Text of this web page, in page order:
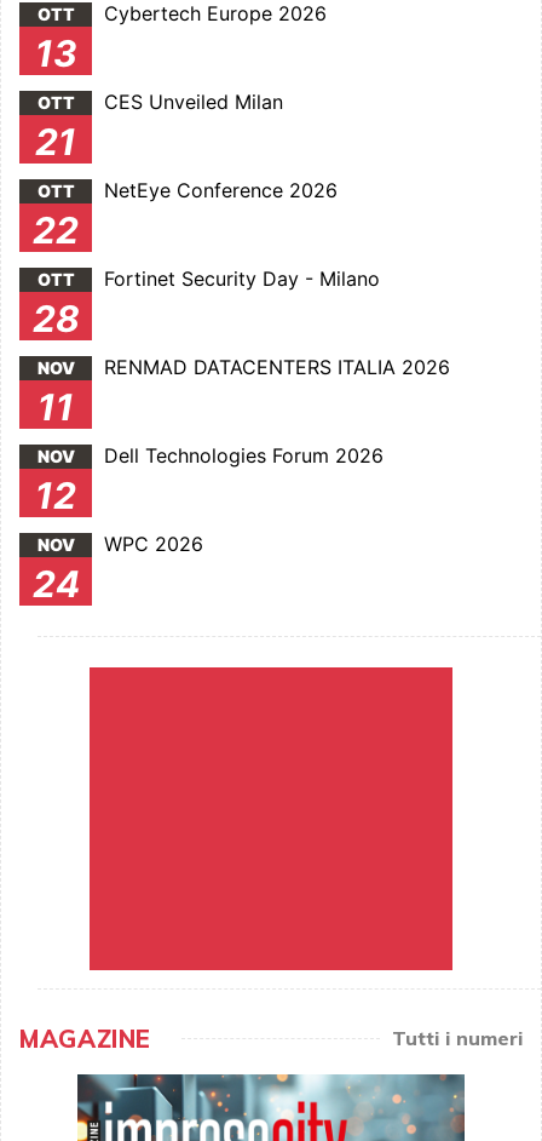
OTT
13
Cybertech Europe 2026
OTT
21
CES Unveiled Milan
OTT
22
NetEye Conference 2026
OTT
28
Fortinet Security Day - Milano
NOV
11
RENMAD DATACENTERS ITALIA 2026
NOV
12
Dell Technologies Forum 2026
NOV
24
WPC 2026
MAGAZINE Tutti i numeri